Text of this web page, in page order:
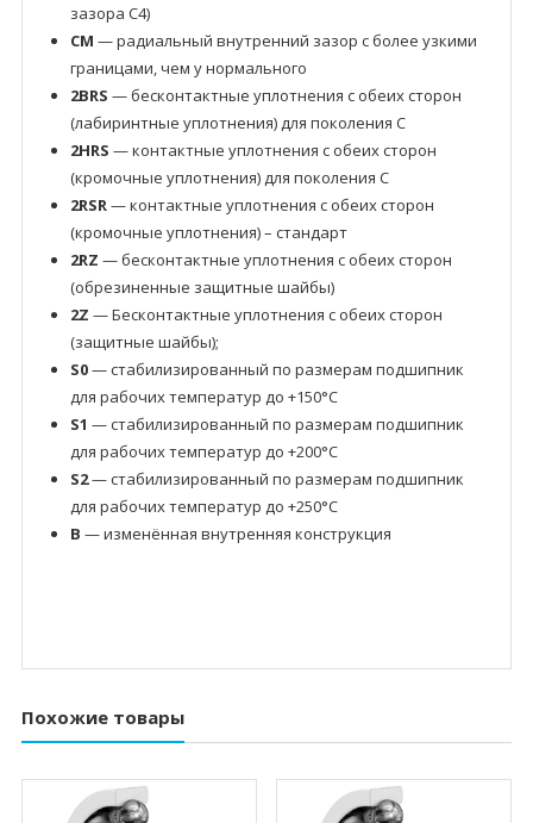
зазора C4)
CM — радиальный внутренний зазор с более узкими
границами, чем у нормального
2BRS — бесконтактные уплотнения с обеих сторон
(лабиринтные уплотнения) для поколения C
2HRS — контактные уплотнения с обеих сторон
(кромочные уплотнения) для поколения C
2RSR— контактные уплотнения с обеих сторон
(кромочные уплотнения) – стандарт
2RZ — бесконтактные уплотнения с обеих сторон
(обрезиненные защитные шайбы)
2Z — Бесконтактные уплотнения с обеих сторон
(защитные шайбы);
S0— стабилизированный по размерам подшипник
для рабочих температур до +150°C
S1 — стабилизированный по размерам подшипник
для рабочих температур до +200°C
S2— стабилизированный по размерам подшипник
для рабочих температур до +250°C
B — изменённая внутренняя конструкция
Похожие товары